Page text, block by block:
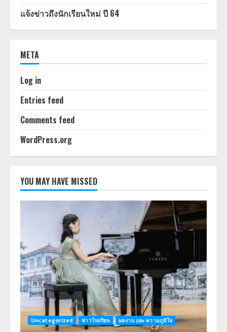
แจ้งข่าวถึงนักเรียนใหม่ ปี 64
META
Log in
Entries feed
Comments feed
WordPress.org
YOU MAY HAVE MISSED
Uncategorized ข่าวโรงเรียน ผลงาน และ ความภูมิใจ